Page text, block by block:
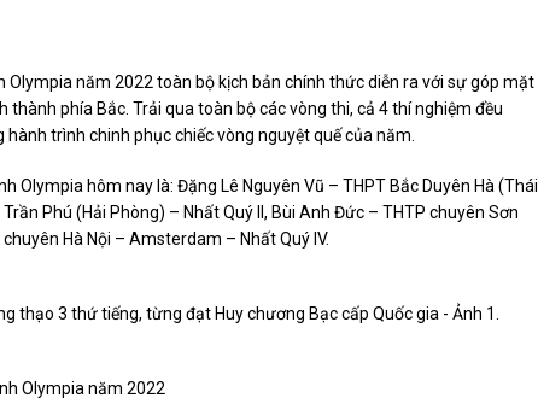
năm 2022 toàn bộ kịch bản chính thức diễn ra với sự góp mặt
phía Bắc. Trải qua toàn bộ các vòng thi, cả 4 thí nghiệm đều
trình chinh phục chiếc vòng nguyệt quế của năm.
Olympia hôm nay là: Đặng Lê Nguyên Vũ – THPT Bắc Duyên Hà (Thái
Phú (Hải Phòng) – Nhất Quý II, Bùi Anh Đức – THTP chuyên Sơn
Hà Nội – Amsterdam – Nhất Quý IV.
Olympia năm 2022